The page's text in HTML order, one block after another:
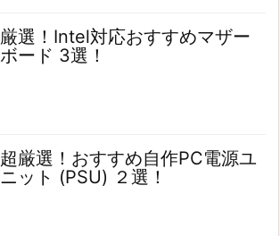
厳選！Intel対応おすすめマザー
ボード 3選！
超厳選！おすすめ自作PC電源ユ
ニット (PSU) ２選！